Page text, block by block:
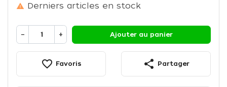
 Derniers articles en stock
− + Ajouter au panier
favorite_border Favoris share Partager